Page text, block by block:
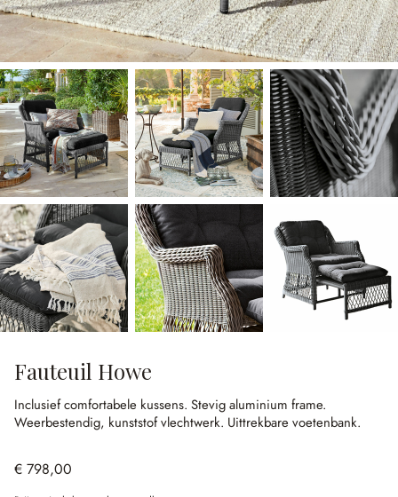
Fauteuil Howe
Inclusief comfortabele kussens. Stevig aluminium frame.
Weerbestendig, kunststof vlechtwerk. Uittrekbare voetenbank.
€ 798,00